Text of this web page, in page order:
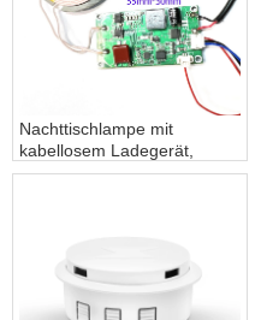
Nachttischlampe mit
kabellosem Ladegerät,
kabelloses Lademodul,